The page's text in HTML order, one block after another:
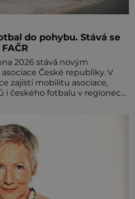
do pohybu. Stává se
2026 stává novým
České republiky. V
zajistí mobilitu asociace,
i českého fotbalu v regionech.